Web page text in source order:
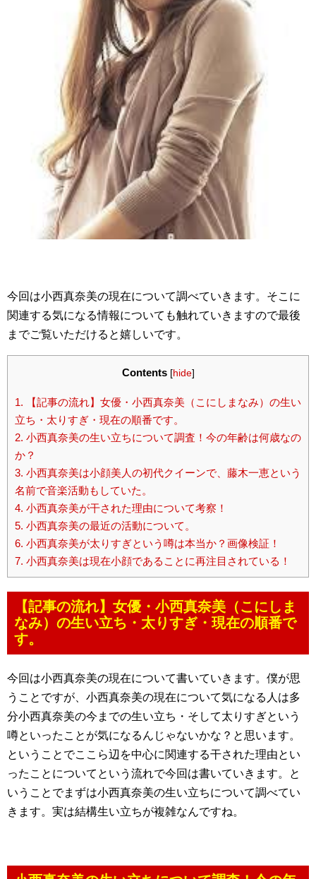
今回は小西真奈美の現在について調べていきます。そこに
関連する気になる情報についても触れていきますので最後
までご覧いただけると嬉しいです。
Contents [hide]
1. 【記事の流れ】女優・小西真奈美（こにしまなみ）の生い
立ち・太りすぎ・現在の順番です。
2. 小西真奈美の生い立ちについて調査！今の年齢は何歳なの
か？
3. 小西真奈美は小顔美人の初代クイーンで、藤木一恵という
名前で音楽活動もしていた。
4. 小西真奈美が干された理由について考察！
5. 小西真奈美の最近の活動について。
6. 小西真奈美が太りすぎという噂は本当か？画像検証！
7. 小西真奈美は現在小顔であることに再注目されている！
【記事の流れ】女優・小西真奈美（こにしま
なみ）の生い立ち・太りすぎ・現在の順番で
す。
今回は小西真奈美の現在について書いていきます。僕が思
うことですが、小西真奈美の現在について気になる人は多
分小西真奈美の今までの生い立ち・そして太りすぎという
噂といったことが気になるんじゃないかな？と思います。
ということでここら辺を中心に関連する干された理由とい
ったことについてという流れで今回は書いていきます。と
いうことでまずは小西真奈美の生い立ちについて調べてい
きます。実は結構生い立ちが複雑なんですね。